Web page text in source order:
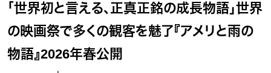
「世界初と言える、正真正銘の成長物語」世界
の映画祭で多くの観客を魅了『アメリと雨の
物語』2026年春公開